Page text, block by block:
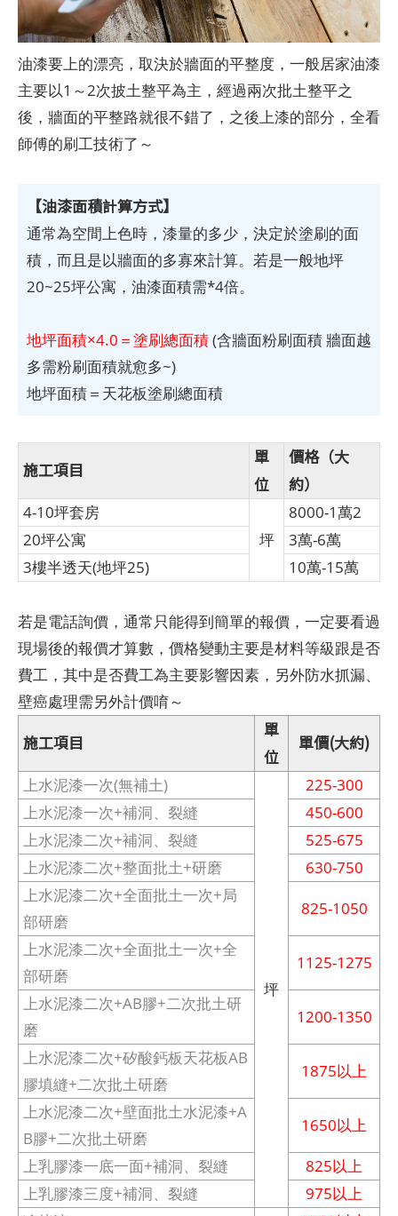
油漆要上的漂亮，取決於牆面的平整度，一般居家油漆
主要以1～2次披土整平為主，經過兩次批土整平之
後，牆面的平整路就很不錯了，之後上漆的部分，全看
師傅的刷工技術了～
【油漆面積計算方式】
通常為空間上色時，漆量的多少，決定於塗刷的面
積，而且是以牆面的多寡來計算。若是一般地坪
20~25坪公寓，油漆面積需*4倍。
地坪面積×4.0＝塗刷總面積(含牆面粉刷面積 牆面越
多需粉刷面積就愈多~)
地坪面積＝天花板塗刷總面積
施工項目
單
位
價格（大
約）
4-10坪套房
坪
8000-1萬2
20坪公寓
3萬-6萬
3樓半透天(地坪25)
10萬-15萬
若是電話詢價，通常只能得到簡單的報價，一定要看過
現場後的報價才算數，價格變動主要是材料等級跟是否
費工，其中是否費工為主要影響因素，另外防水抓漏、
壁癌處理需另外計價唷～
施工項目
單
位
單價(大約)
上水泥漆一次(無補土)
坪
225-300
上水泥漆一次+補洞、裂縫
450-600
上水泥漆二次+補洞、裂縫
525-675
上水泥漆二次+整面批土+研磨
630-750
上水泥漆二次+全面批土一次+局
部研磨
825-1050
上水泥漆二次+全面批土一次+全
部研磨
1125-1275
上水泥漆二次+AB膠+二次批土研
磨
1200-1350
上水泥漆二次+矽酸鈣板天花板AB
膠填縫+二次批土研磨
1875以上
上水泥漆二次+壁面批土水泥漆+A
B膠+二次批土研磨
1650以上
上乳膠漆一底一面+補洞、裂縫
825以上
上乳膠漆三度+補洞、裂縫
975以上